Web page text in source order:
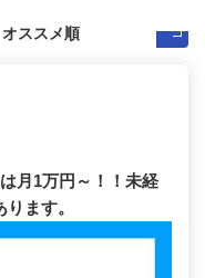
月1万円～！！未経
ます。